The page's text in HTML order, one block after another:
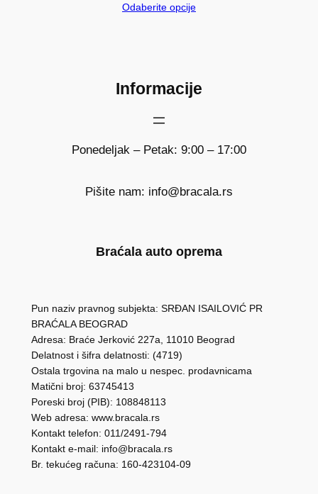
Odaberite opcije
Informacije
Ponedeljak – Petak: 9:00 – 17:00
Pišite nam: info@bracala.rs
Braćala auto oprema
Pun naziv pravnog subjekta: SRĐAN ISAILOVIĆ PR
BRAĆALA BEOGRAD
Adresa: Braće Jerković 227a, 11010 Beograd
Delatnost i šifra delatnosti: (4719)
Ostala trgovina na malo u nespec. prodavnicama
Matični broj: 63745413
Poreski broj (PIB): 108848113
Web adresa: www.bracala.rs
Kontakt telefon: 011/2491-794
Kontakt e-mail: info@bracala.rs
Br. tekućeg računa: 160-423104-09